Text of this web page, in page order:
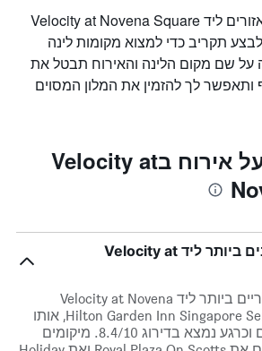
ניתן לגלול מטה אל האזורים ליד Velocity at Novena Square
תקריב כדי למצוא מקומות לינה
על שם מקום הלינה והאירוח תבטל את
ותאפשר לך להזמין את המלון המסוים
כמה עובדות על אירוח בVelocity at
מהם המלונות הטובים ביותר ליד Velocity at
אחד המלונות הפופולריים ביותר ליד Velocity at Novena
Square הוא Hilton Garden Inn Singapore Serangoon, אותו
דירגו 3,667 משתמשים וכרגע נמצא בדירוג 8.4/10. מיקומים